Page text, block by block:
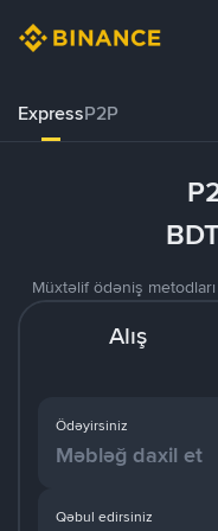
ExpressP2P
Müxtəlif ödəniş
Alış
Ödəyirsiniz
Qəbul edirsiniz